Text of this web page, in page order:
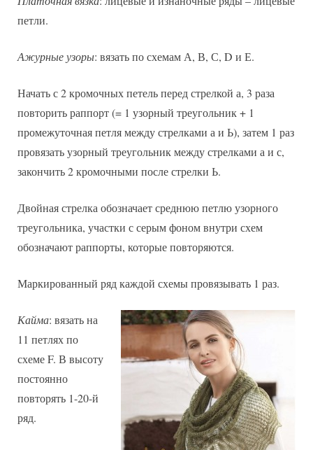
петли.
Ажурные узоры: вязать по схемам А, В, С, D и Е.
Начать с 2 кромочных петель перед стрелкой а, 3 раза
повторить раппорт (= 1 узорный треугольник + 1
промежуточная петля между стрелками а и Ь), затем 1 раз
провязать узорный треугольник между стрелками а и с,
закончить 2 кромочными после стрелки Ь.
Двойная стрелка обозначает среднюю петлю узорного
треугольника, участки с серым фоном внутри схем
обозначают раппорты, которые повторяются.
Маркированный ряд каждой схемы провязывать 1 раз.
Кайма: вязать на
11 петлях по
схеме F. В высоту
постоянно
повторять 1-20-й
ряд.